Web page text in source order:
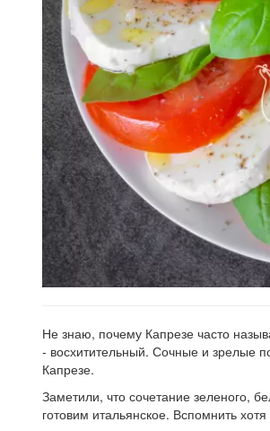
Не знаю, почему Капрезе часто
- восхитительный. Сочные и зрелые
Капрезе.
Заметили, что сочетание зеленого,
готовим итальянское. Вспомнить